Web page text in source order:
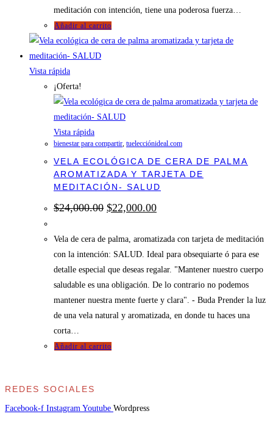
meditación con intención, tiene una poderosa fuerza…
Añadir al carrito
Vista rápida
¡Oferta!
Vista rápida
bienestar para compartir tuelecciónideal.com
VELA ECOLÓGICA DE CERA DE PALMA
AROMATIZADA Y TARJETA DE
MEDITACIÓN- SALUD
$24,000.00 El
precio
era:
$24,000.00.
$22,000.00El
precio
es:
$22,000.00.
Vela de cera de palma, aromatizada con tarjeta de meditación
con la intención: SALUD. Ideal para obsequiarte ó para ese
detalle especial que deseas regalar. "Mantener nuestro cuerpo
saludable es una obligación. De lo contrario no podemos
mantener nuestra mente fuerte y clara". - Buda Prender la luz
de una vela natural y aromatizada, en donde tu haces una
corta…
Añadir al carrito
REDES SOCIALES
Facebook-f Instagram Youtube Wordpress